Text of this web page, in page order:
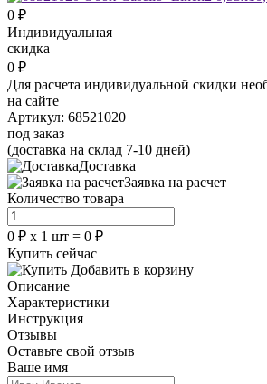
0 ₽
Индивидуальная
скидка
0 ₽
Для расчета индивидуальной скидки
на сайте
Артикул: 68521020
под заказ
(доставка на склад 7-10 дней)
Доставка
Заявка на расчет
Количество товара
0 ₽ х 1 шт = 0 ₽
Купить сейчас
Добавить в корзину
Описание
Характеристики
Инструкция
Отзывы
Оставьте свой отзыв
Ваше имя